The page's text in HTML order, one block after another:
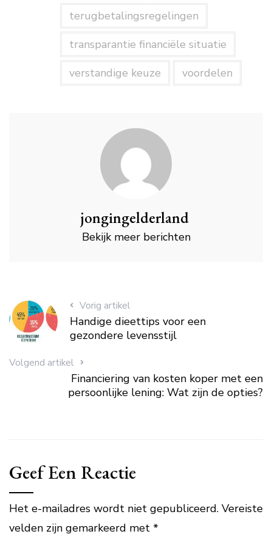
terugbetalingsregelingen
transparantie financiële situatie
verstandige keuze
voordelen
jongingelderland
Bekijk meer berichten
Vorig artikel
Handige dieettips voor een
gezondere levensstijl
Volgend artikel
Financiering van kosten koper met een
persoonlijke lening: Wat zijn de opties?
Geef Een Reactie
Het e-mailadres wordt niet gepubliceerd. Vereiste
velden zijn gemarkeerd met *